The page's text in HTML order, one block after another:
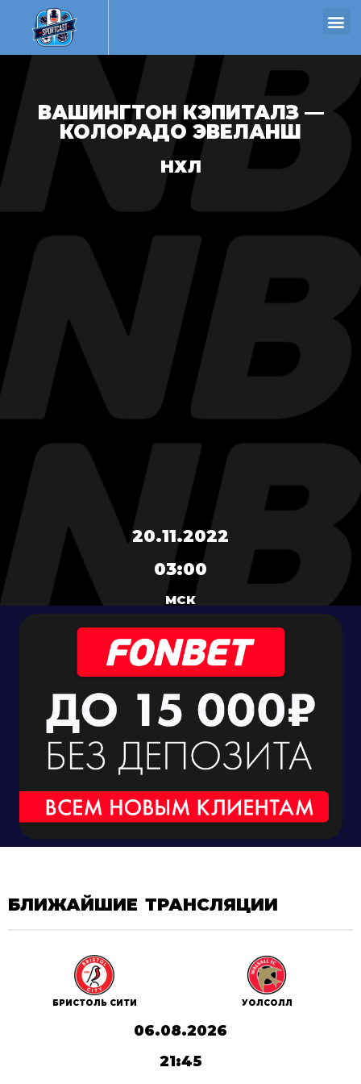
ВАШИНГТОН КЭПИТАЛЗ —
КОЛОРАДО ЭВЕЛАНШ
НХЛ
20.11.2022
03:00
МСК
БЛИЖАЙШИЕ ТРАНСЛЯЦИИ
БРИСТОЛЬ СИТИ УОЛСОЛЛ
06.08.2026
21:45